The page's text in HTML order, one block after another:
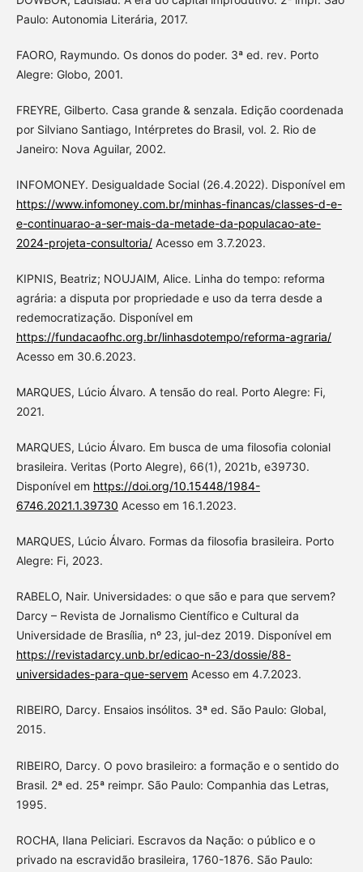
Paulo: Autonomia Literária, 2017.
FAORO, Raymundo. Os donos do poder. 3ª ed. rev. Porto
Alegre: Globo, 2001.
FREYRE, Gilberto. Casa grande & senzala. Edição coordenada
por Silviano Santiago, Intérpretes do Brasil, vol. 2. Rio de
Janeiro: Nova Aguilar, 2002.
INFOMONEY. Desigualdade Social (26.4.2022). Disponível em
https://www.infomoney.com.br/minhas-financas/classes-d-e-
e-continuarao-a-ser-mais-da-metade-da-populacao-ate-
2024-projeta-consultoria/Acesso em 3.7.2023.
KIPNIS, Beatriz; NOUJAIM, Alice. Linha do tempo: reforma
agrária: a disputa por propriedade e uso da terra desde a
redemocratização. Disponível em
https://fundacaofhc.org.br/linhasdotempo/reforma-agraria/
Acesso em 30.6.2023.
MARQUES, Lúcio Álvaro. A tensão do real. Porto Alegre: Fi,
2021.
MARQUES, Lúcio Álvaro. Em busca de uma filosofia colonial
brasileira. Veritas (Porto Alegre), 66(1), 2021b, e39730.
Disponível em https://doi.org/10.15448/1984-
6746.2021.1.39730 Acesso em 16.1.2023.
MARQUES, Lúcio Álvaro. Formas da filosofia brasileira. Porto
Alegre: Fi, 2023.
RABELO, Nair. Universidades: o que são e para que servem?
Darcy – Revista de Jornalismo Científico e Cultural da
Universidade de Brasília, nº 23, jul-dez 2019. Disponível em
https://revistadarcy.unb.br/edicao-n-23/dossie/88-
universidades-para-que-servem Acesso em 4.7.2023.
RIBEIRO, Darcy. Ensaios insólitos. 3ª ed. São Paulo: Global,
2015.
RIBEIRO, Darcy. O povo brasileiro: a formação e o sentido do
Brasil. 2ª ed. 25ª reimpr. São Paulo: Companhia das Letras,
1995.
ROCHA, Ilana Peliciari. Escravos da Nação: o público e o
privado na escravidão brasileira, 1760-1876. São Paulo: